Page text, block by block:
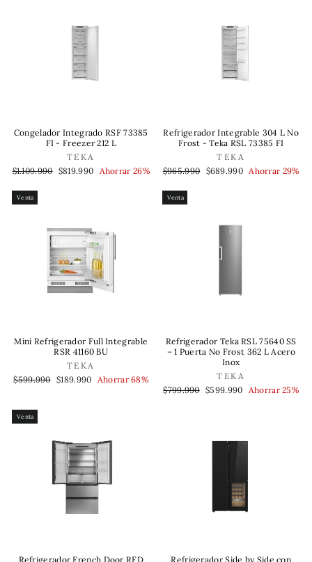
Congelador Integrado RSF 73385
FI - Freezer 212 L
TEKA
Precio
$1.109.990 Precio
$819.990 Ahorrar 26%
Refrigerador Integrable 304 L No
Frost - Teka RSL 73385 FI
TEKA
Precio
$965.990 Precio
$689.990 Ahorrar 29%
Venta
Mini Refrigerador Full Integrable
RSR 41160 BU
TEKA
Precio
$599.990 Precio
$189.990 Ahorrar 68%
Venta
Refrigerador Teka RSL 75640 SS
– 1 Puerta No Frost 362 L Acero
Inox
TEKA
Precio
$799.990 Precio
$599.990 Ahorrar 25%
Venta
Refrigerador French Door RFD Refrigerador Side by Side con